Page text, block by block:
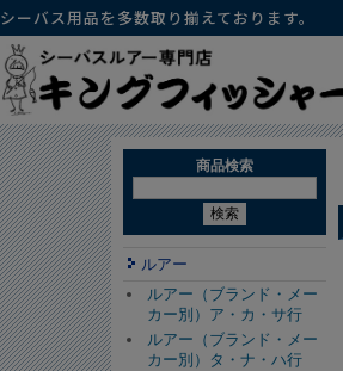
シーバス用品を多数取り揃えております。
商品検索
ルアー
ルアー（ブランド・メー
カー別）ア・カ・サ行
ルアー（ブランド・メー
カー別）タ・ナ・ハ行